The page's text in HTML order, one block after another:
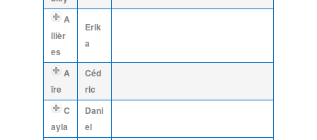
A
llièr
es
Erik
a
A
ïre
Céd
ric
C
ayla
Dani
el